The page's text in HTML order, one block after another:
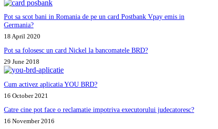
Pot sa scot bani in Romania de pe un card Postbank Vpay emis in
Germania?
18 April 2020
Pot sa folosesc un card Nickel la bancomatele BRD?
29 June 2018
Cum activez aplicatia YOU BRD?
16 October 2021
Catre cine pot face o reclamatie impotriva executorului judecatoresc?
16 November 2016